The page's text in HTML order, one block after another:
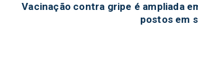
Vacinação contra gripe é ampliada
postos em